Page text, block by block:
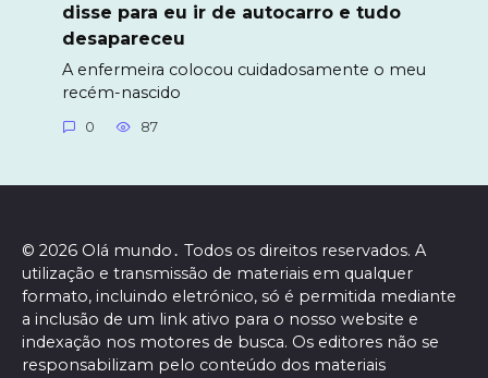
disse para eu ir de autocarro e tudo
desapareceu
A enfermeira colocou cuidadosamente o meu
recém-nascido
0 87
© 2026 Olá mundo․ Todos os direitos reservados. A
utilização e transmissão de materiais em qualquer
formato, incluindo eletrónico, só é permitida mediante
a inclusão de um link ativo para o nosso website e
indexação nos motores de busca. Os editores não se
responsabilizam pelo conteúdo dos materiais